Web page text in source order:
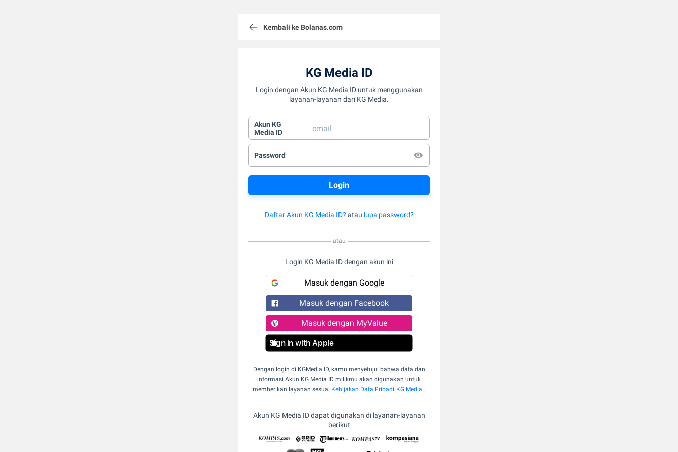
Kembali ke Bolanas.com
KG Media ID
Login dengan Akun KG Media ID untuk menggunakan
layanan-layanan dari KG Media.
Akun KG
Media ID
Password
Daftar Akun KG Media ID? atau lupa password?
atau
Login KG Media ID dengan akun ini
Masuk dengan Google
Masuk dengan Facebook
Masuk dengan MyValue
Sign in with Apple
Dengan login di KGMedia ID, kamu menyetujui bahwa data dan
informasi Akun KG Media ID milikmu akan digunakan untuk
memberikan layanan sesuai Kebijakan Data Pribadi KG Media .
Akun KG Media ID dapat digunakan di layanan-layanan
berikut